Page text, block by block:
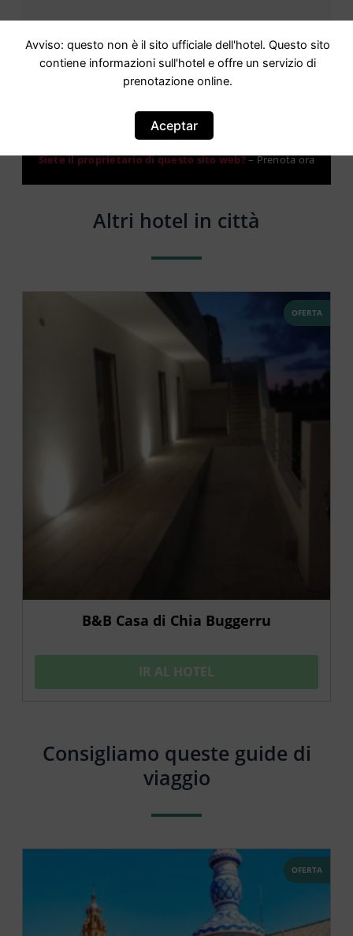
contiene informazioni sull hotel e offre un servizio di
prenotazione online.
Siete il proprietario di questo sito web?–Prenota ora
Altri hotel in città
OFERTA
B&B Casa di Chia Buggerru
IR AL HOTEL
Consigliamo queste guide di
viaggio
OFERTA
Avviso: questo non è il sito ufficiale dell'hotel. Questo sito
contiene informazioni sull'hotel e offre un servizio di
prenotazione online.
Aceptar